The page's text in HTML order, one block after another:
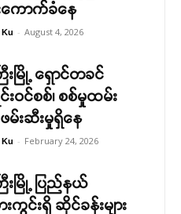
ကောက်ခံနေ
- August 4, 2026
းမြို့ ရှောင်တခင်
းဝင်စစ်၊ စစ်မှုထမ်း
းဆီးမှုရှိနေ
- February 24, 2026
းမြို့ ပြည်နယ်
ကွင်းရှိ ဆိုင်ခန်းများ